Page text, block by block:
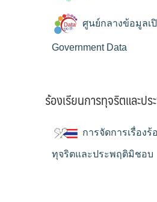
ศูนย์กลางข้อมูลเ
Government Data
ร้องเรียนการทุจริตและป
การจัดการเรื่องร้
ทุจริตและประพฤติมิชอบ